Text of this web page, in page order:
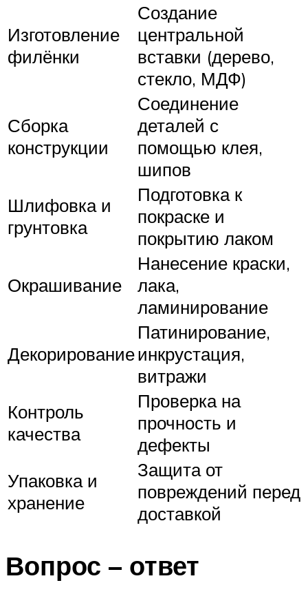
Изготовление
филёнки
Создание
центральной
вставки (дерево,
стекло, МДФ)
Сборка
конструкции
Соединение
деталей с
помощью клея,
шипов
Шлифовка и
грунтовка
Подготовка к
покраске и
покрытию лаком
Окрашивание
Нанесение краски,
лака,
ламинирование
Декорирование
Патинирование,
инкрустация,
витражи
Контроль
качества
Проверка на
прочность и
дефекты
Упаковка и
хранение
Защита от
повреждений перед
доставкой
Вопрос – ответ